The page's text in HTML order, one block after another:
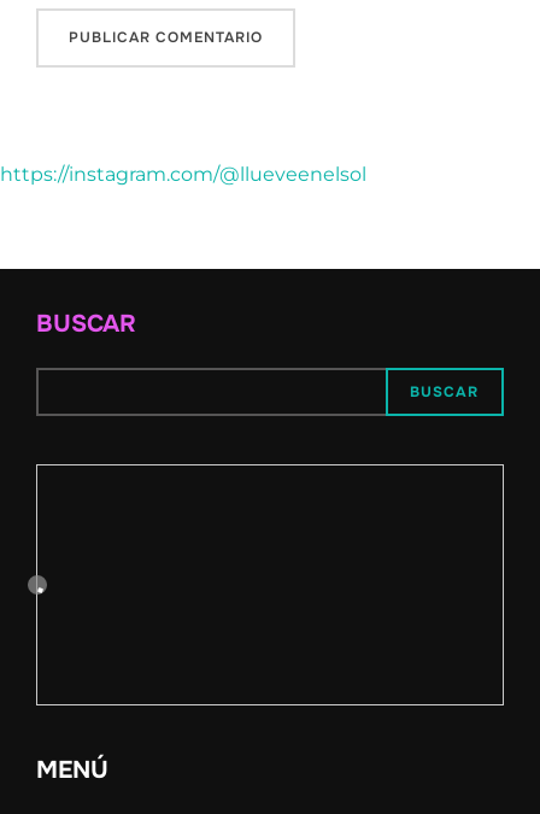
https://instagram.com/@llueveenelsol
BUSCAR
BUSCAR
MENÚ